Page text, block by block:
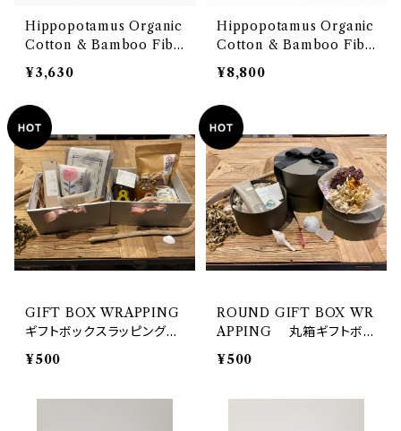
Hippopotamus Organic
Cotton & Bamboo Fibe
r Towel <Gauze Bib> O
EKO-TEX100 エコテック
ス100国際認証取得 オーガ
ニックコットンと竹再生繊維
のタオルシリーズ 「ヒポポタ
マス」<ガーゼベビースタイ
>
¥3,630
Hippopotamus Organic
Cotton & Bamboo Fibe
r Towel <Gauze Swadd
le> OEKO-TEX100 エコ
テックス100国際認証取得
オーガニックコットンと竹再
生繊維のタオルシリーズ
「ヒポポタマス」<ガーゼおく
るみ>
¥8,800
GIFT BOX WRAPPING
ギフトボックスラッピング80
サイズ
¥500
ROUND GIFT BOX WR
APPING 丸箱ギフトボッ
クスラッピング
¥500